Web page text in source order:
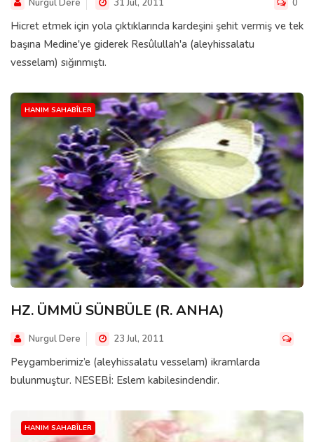
Hicret etmek için yola çıktıklarında kardeşini şehit vermiş ve tek
başına Medine'ye giderek Resûlullah'a (aleyhissalatu
vesselam) sığınmıştı.
HANIM SAHABÎLER
HZ. ÜMMÜ SÜNBÜLE (R. ANHA)
Nurgul Dere 23 Jul, 2011
Peygamberimiz’e (aleyhissalatu vesselam) ikramlarda
bulunmuştur. NESEBİ: Eslem kabilesindendir.
HANIM SAHABÎLER